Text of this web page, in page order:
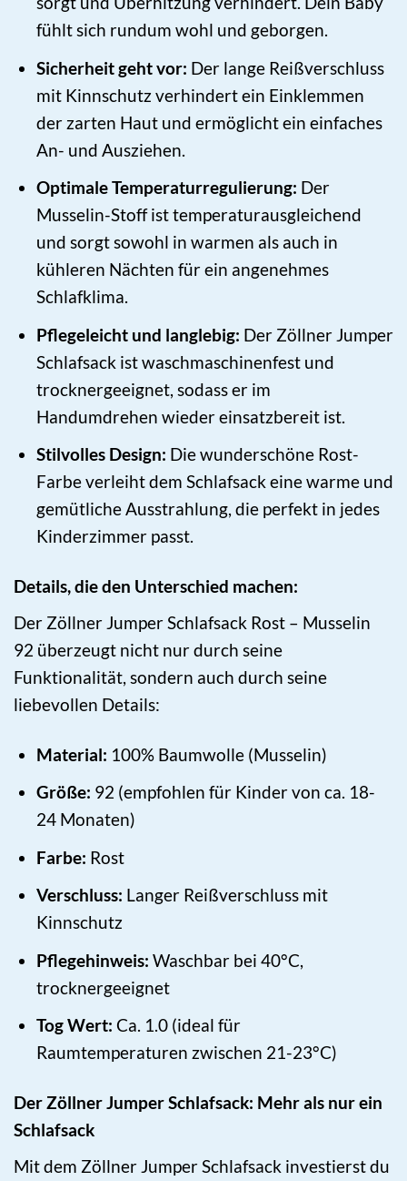
fühlt sich rundum wohl und geborgen.
Sicherheit geht vor: Der lange Reißverschluss
mit Kinnschutz verhindert ein Einklemmen
der zarten Haut und ermöglicht ein einfaches
An- und Ausziehen.
Optimale Temperaturregulierung: Der
Musselin-Stoff ist temperaturausgleichend
und sorgt sowohl in warmen als auch in
kühleren Nächten für ein angenehmes
Schlafklima.
Pflegeleicht und langlebig: Der Zöllner Jumper
Schlafsack ist waschmaschinenfest und
trocknergeeignet, sodass er im
Handumdrehen wieder einsatzbereit ist.
Stilvolles Design: Die wunderschöne Rost-
Farbe verleiht dem Schlafsack eine warme und
gemütliche Ausstrahlung, die perfekt in jedes
Kinderzimmer passt.
Details, die den Unterschied machen:
Der Zöllner Jumper Schlafsack Rost – Musselin
92 überzeugt nicht nur durch seine
Funktionalität, sondern auch durch seine
liebevollen Details:
Material: 100% Baumwolle (Musselin)
Größe: 92 (empfohlen für Kinder von ca. 18-
24 Monaten)
Farbe: Rost
Verschluss: Langer Reißverschluss mit
Kinnschutz
Pflegehinweis: Waschbar bei 40°C,
trocknergeeignet
Tog Wert: Ca. 1.0 (ideal für
Raumtemperaturen zwischen 21-23°C)
Der Zöllner Jumper Schlafsack: Mehr als nur ein
Schlafsack
Mit dem Zöllner Jumper Schlafsack investierst du